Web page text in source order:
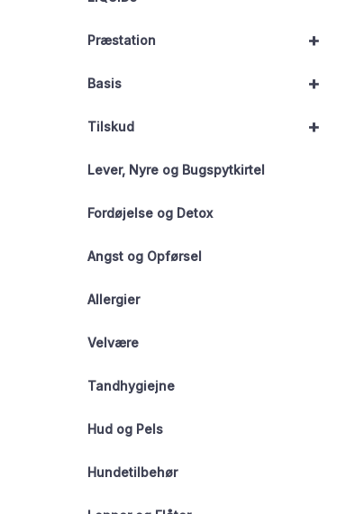
+
Præstation
+
Basis
+
Tilskud
Lever, Nyre og Bugspytkirtel
Fordøjelse og Detox
Angst og Opførsel
Allergier
Velvære
Tandhygiejne
Hud og Pels
Hundetilbehør